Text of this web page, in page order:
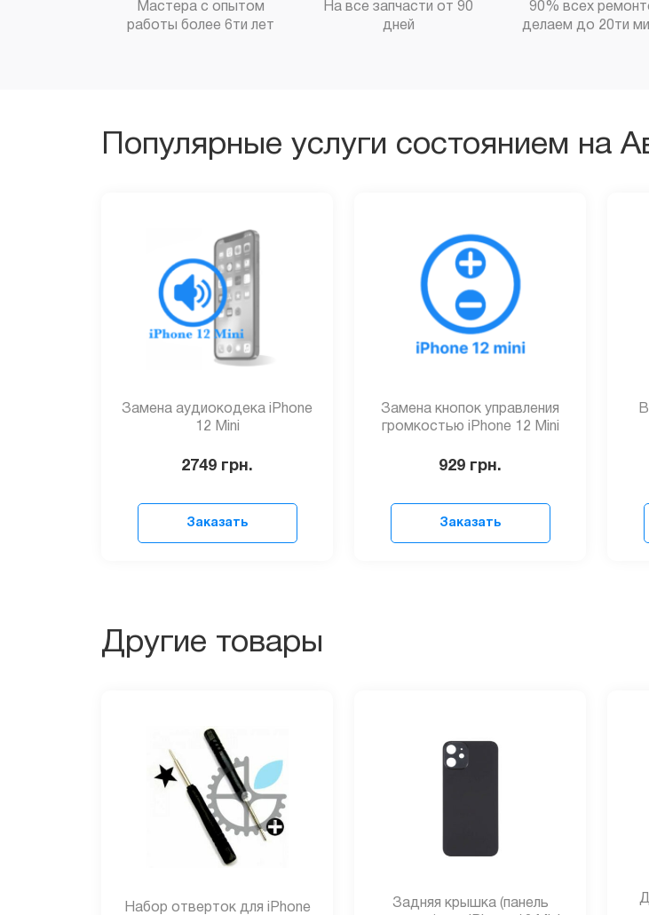
Мастера с опытом
работы более 6ти лет
На все запчасти от 90
дней
90% всех
делаем до 20ти
Популярные услуги состоянием на
Замена аудиокодека iPhone
12 Mini
2749 грн.
Заказать
Замена кнопок управления
громкостью iPhone 12 Mini
929 грн.
Заказать
Другие товары
Набор отверток для iPhone
Задняя крышка (панель